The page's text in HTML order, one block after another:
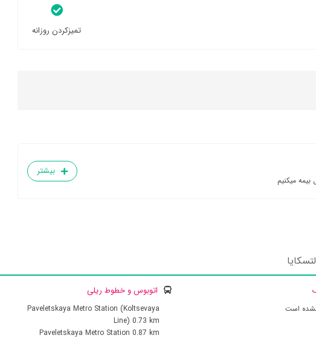
تمیزکردن روزانه
میکنیم
بیشتر
است
اتوبوس و خطوط ریلی
Paveletskaya Metro Station (Koltsevaya
Line) 0.73 km
Paveletskaya Metro Station 0.87 km